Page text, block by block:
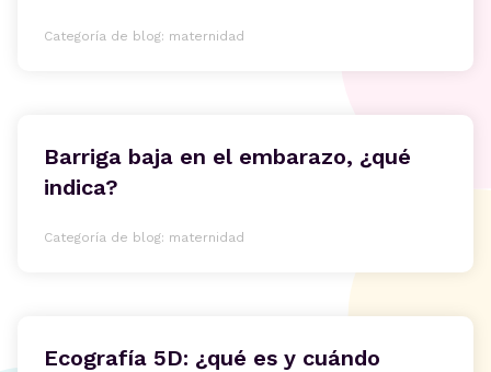
Categoría de blog: maternidad
Barriga baja en el embarazo, ¿qué
indica?
Categoría de blog: maternidad
Ecografía 5D: ¿qué es y cuándo